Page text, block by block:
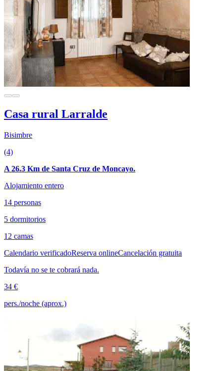
Casa rural Larralde
Bisimbre
(4)
A 26.3 Km de Santa Cruz de Moncayo.
Alojamiento entero
14 personas
5 dormitorios
12 camas
Calendario verificadoReserva onlineCancelación gratuita
Todavía no se te cobrará nada.
34 €
pers./noche (aprox.)